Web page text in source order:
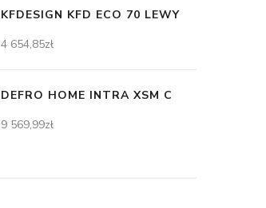
KFDESIGN KFD ECO 70 LEWY
4 654,85zł
DEFRO HOME INTRA XSM C
9 569,99zł